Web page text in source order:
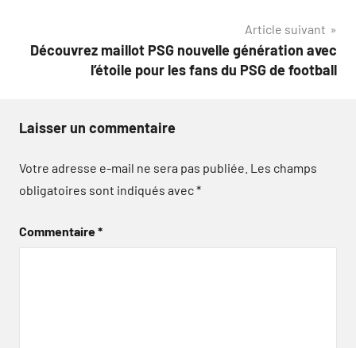
Article suivant
Découvrez maillot PSG nouvelle génération avec
l’étoile pour les fans du PSG de football
Laisser un commentaire
Votre adresse e-mail ne sera pas publiée. Les champs
obligatoires sont indiqués avec*
Commentaire*